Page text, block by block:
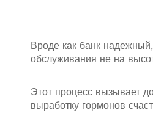
Вроде как банк
обслуживания не на
Этот процесс вызывает
выработку гормонов